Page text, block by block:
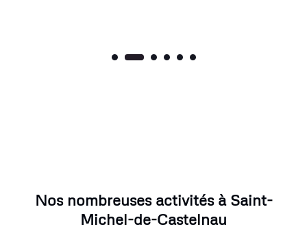
Nos nombreuses activités à Saint-
Michel-de-Castelnau